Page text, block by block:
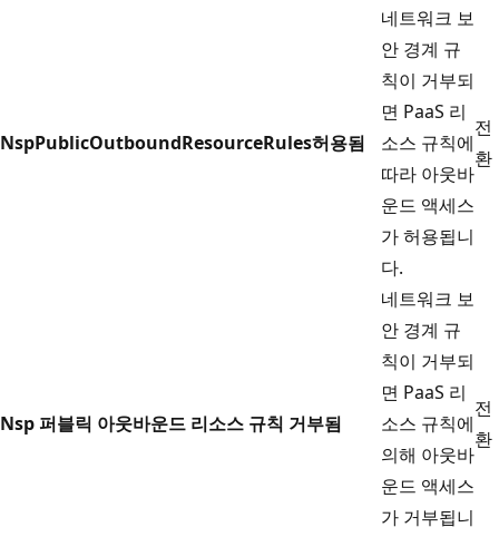
NspPublicOutboundResourceRules허용됨
네트워크 보
안 경계 규
칙이 거부되
면 PaaS 리
소스 규칙에
따라 아웃바
운드 액세스
가 허용됩니
다.
전
환
Nsp 퍼블릭 아웃바운드 리소스 규칙 거부됨
네트워크 보
안 경계 규
칙이 거부되
면 PaaS 리
소스 규칙에
의해 아웃바
운드 액세스
가 거부됩니
전
환